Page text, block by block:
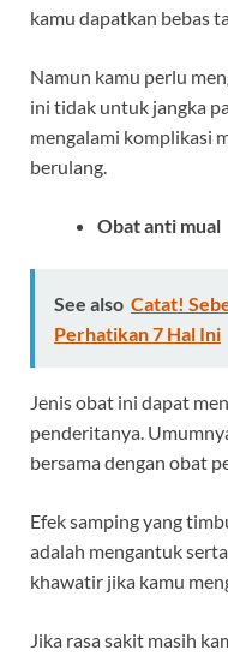
kamu dapatkan bebas
Namun kamu perlu
ini tidak untuk jangka
mengalami komplikasi
berulang.
Obat anti mual
See also Catat!
Perhatikan 7 Hal Ini
Jenis obat ini dapat
penderitanya.
bersama dengan obat
Efek samping yang
adalah mengantuk
khawatir jika kamu
Jika rasa sakit masih